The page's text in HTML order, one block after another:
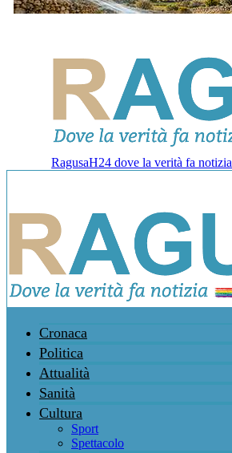
RagusaH24 dove la verità fa notizia
Cronaca
Politica
Attualità
Sanità
Cultura
Sport
Spettacolo